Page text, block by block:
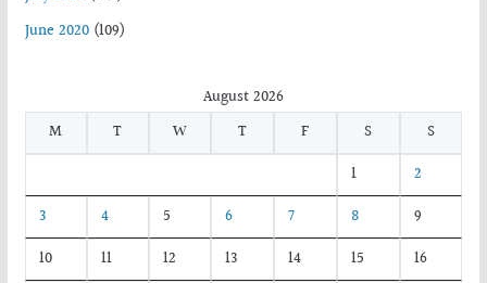
June 2020(109)
August 2026
M
T W T F S
S
1
2
3
4 5 6 7 8
9
10
11 12 13 14 15
16